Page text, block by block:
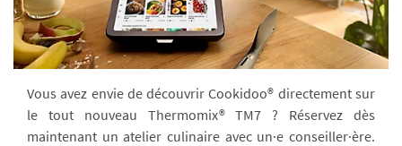
Vous avez envie de découvrir Cookidoo® directement sur
le tout nouveau Thermomix® TM7 ? Réservez dès
maintenant un atelier culinaire avec un·e conseiller·ère.